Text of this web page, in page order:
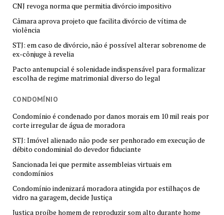
CNJ revoga norma que permitia divórcio impositivo
Câmara aprova projeto que facilita divórcio de vítima de
violência
STJ: em caso de divórcio, não é possível alterar sobrenome de
ex-cônjuge à revelia
Pacto antenupcial é solenidade indispensável para formalizar
escolha de regime matrimonial diverso do legal
CONDOMÍNIO
Condomínio é condenado por danos morais em 10 mil reais por
corte irregular de água de moradora
STJ: Imóvel alienado não pode ser penhorado em execução de
débito condominial do devedor fiduciante
Sancionada lei que permite assembleias virtuais em
condomínios
Condomínio indenizará moradora atingida por estilhaços de
vidro na garagem, decide Justiça
Justiça proíbe homem de reproduzir som alto durante home